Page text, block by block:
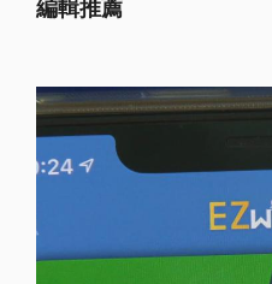
編輯推薦